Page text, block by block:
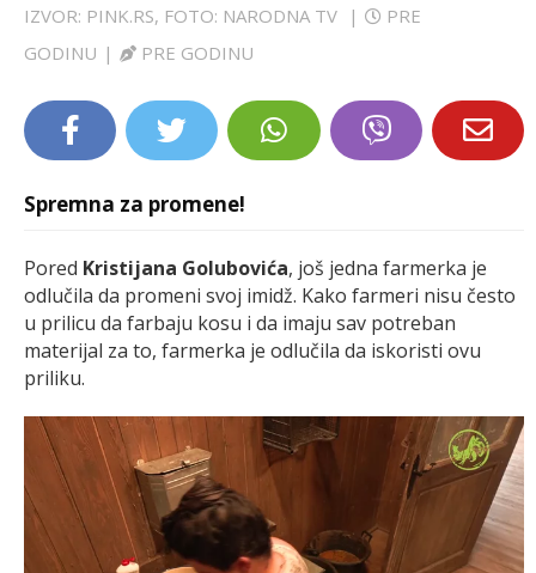
EXTRA
IZVOR: PINK.RS, FOTO: NARODNA TV |
PRE
GODINU | PRE GODINU
Spremna za promene!
Pored Kristijana Golubovića, još jedna farmerka je
odlučila da promeni svoj imidž. Kako farmeri nisu često
u prilicu da farbaju kosu i da imaju sav potreban
materijal za to, farmerka je odlučila da iskoristi ovu
priliku.